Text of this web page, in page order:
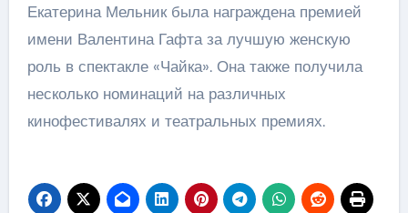
Екатерина Мельник была награждена премией
имени Валентина Гафта за лучшую женскую
роль в спектакле «Чайка». Она также получила
несколько номинаций на различных
кинофестивалях и театральных премиях.